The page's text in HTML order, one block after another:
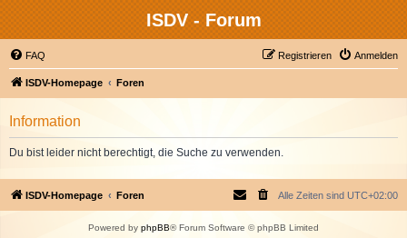
ISDV - Forum
FAQ Anmelden
Registrieren
ISDV-Homepage Foren
Information
Du bist leider nicht berechtigt, die Suche zu verwenden.
ISDV-Homepage Foren Alle Zeiten sind UTC+02:00
Powered by phpBB® Forum Software © phpBB Limited